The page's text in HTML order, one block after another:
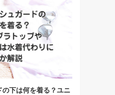
下は何を着る？ユニ